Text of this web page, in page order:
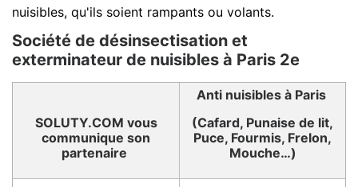
nuisibles, qu'ils soient rampants ou volants.
Société de désinsectisation et
exterminateur de nuisibles à Paris 2e
SOLUTY.COM vous
communique son
partenaire
Anti nuisibles à Paris
(Cafard, Punaise de lit,
Puce, Fourmis, Frelon,
Mouche…)